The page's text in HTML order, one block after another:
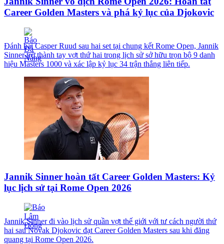
Career Golden Masters và phá kỷ lục của Djokovic
Đánh bại Casper Ruud sau hai set tại chung kết Rome Open, Jannik
Sinner trở thành tay vợt thứ hai trong lịch sử sở hữu trọn bộ 9 danh
hiệu Masters 1000 và xác lập kỷ lục 34 trận thắng liên tiếp.
Jannik Sinner hoàn tất Career Golden Masters: Kỷ
lục lịch sử tại Rome Open 2026
Jannik Sinner đi vào lịch sử quần vợt thế giới với tư cách người thứ
hai sau Novak Djokovic đạt Career Golden Masters sau khi đăng
quang tại Rome Open 2026.